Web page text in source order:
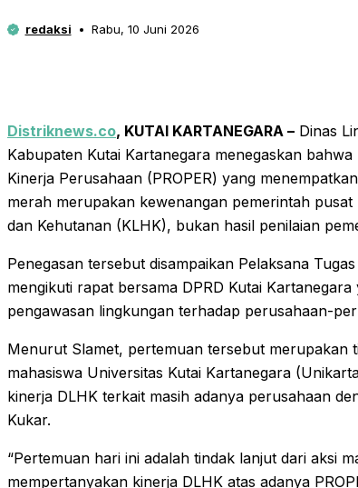
redaksi Rabu, 10 Juni 2026
Distriknews.co, KUTAI KARTANEGARA – Dinas
Kabupaten Kutai Kartanegara menegaskan
Kinerja Perusahaan (PROPER) yang
merah merupakan kewenangan pemerintah
dan Kehutanan (KLHK), bukan hasil penilaian
Penegasan tersebut disampaikan Pelaksana
mengikuti rapat bersama DPRD Kutai
pengawasan lingkungan terhadap perusahaan-
Menurut Slamet, pertemuan tersebut merupakan
mahasiswa Universitas Kutai Kartanegara
kinerja DLHK terkait masih adanya perusahaan
Kukar.
“Pertemuan hari ini adalah tindak lanjut dari aksi
mempertanyakan kinerja DLHK atas adanya